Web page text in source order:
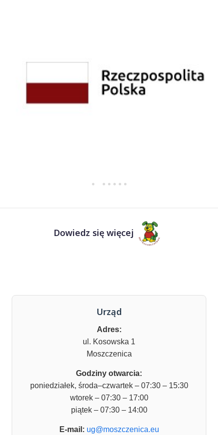
Dowiedz się więcej
Urząd
Adres:
ul. Kosowska 1
Moszczenica
Godziny otwarcia:
poniedziałek, środa–czwartek – 07:30 – 15:30
wtorek – 07:30 – 17:00
piątek – 07:30 – 14:00
E-mail: ug@moszczenica.eu